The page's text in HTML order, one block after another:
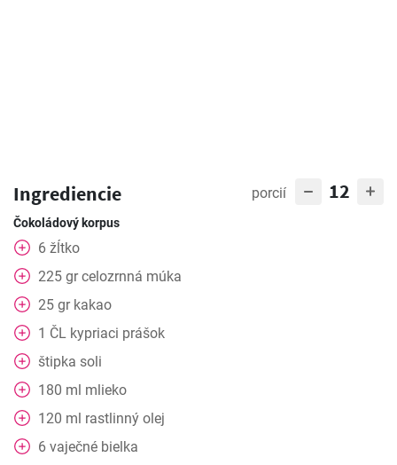
Ingrediencie porcií 12
Čokoládový korpus
6 žĺtko
225 gr celozrnná múka
25 gr kakao
1 ČL kypriaci prášok
štipka soli
180 ml mlieko
120 ml rastlinný olej
6 vaječné bielka